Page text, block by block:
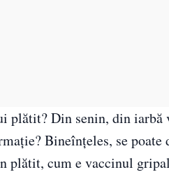
plătit? Din senin, din
Bineînţeles, se
plătit, cum e vaccinul